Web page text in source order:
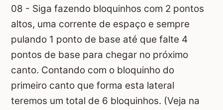
08 - Siga fazendo bloquinhos com 2 pontos
altos, uma corrente de espaço e sempre
pulando 1 ponto de base até que falte 4
pontos de base para chegar no próximo
canto. Contando com o bloquinho do
primeiro canto que forma esta lateral
teremos um total de 6 bloquinhos. (Veja na